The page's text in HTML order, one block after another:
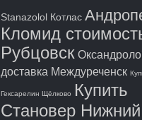
Stanazolol Котлас
Кломид
Рубцовск
доставка Междуреченск
Гексарелин Щёлково
Купить
Становер